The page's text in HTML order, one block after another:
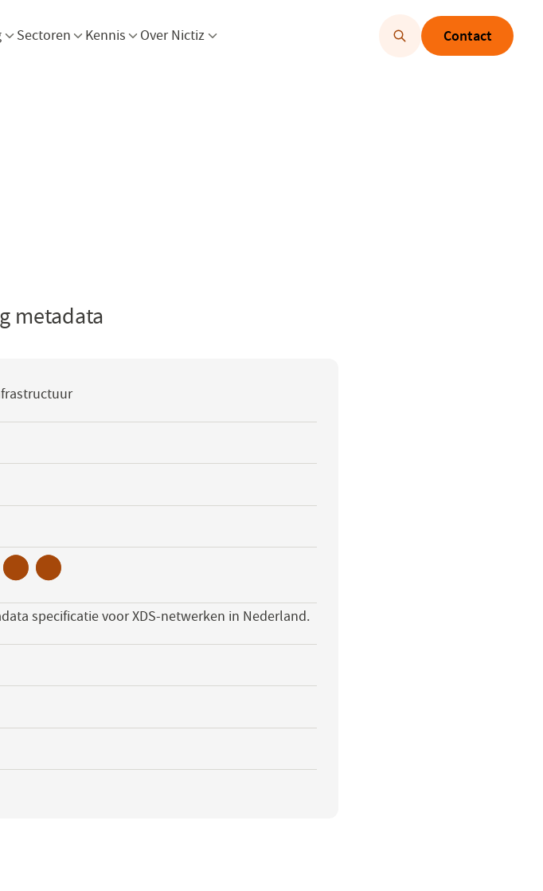
Menu openen
Sectoren Menu openen
Kennis Menu openen
Over Nictiz Contact
metadata
specificatie voor XDS-netwerken in Nederland.